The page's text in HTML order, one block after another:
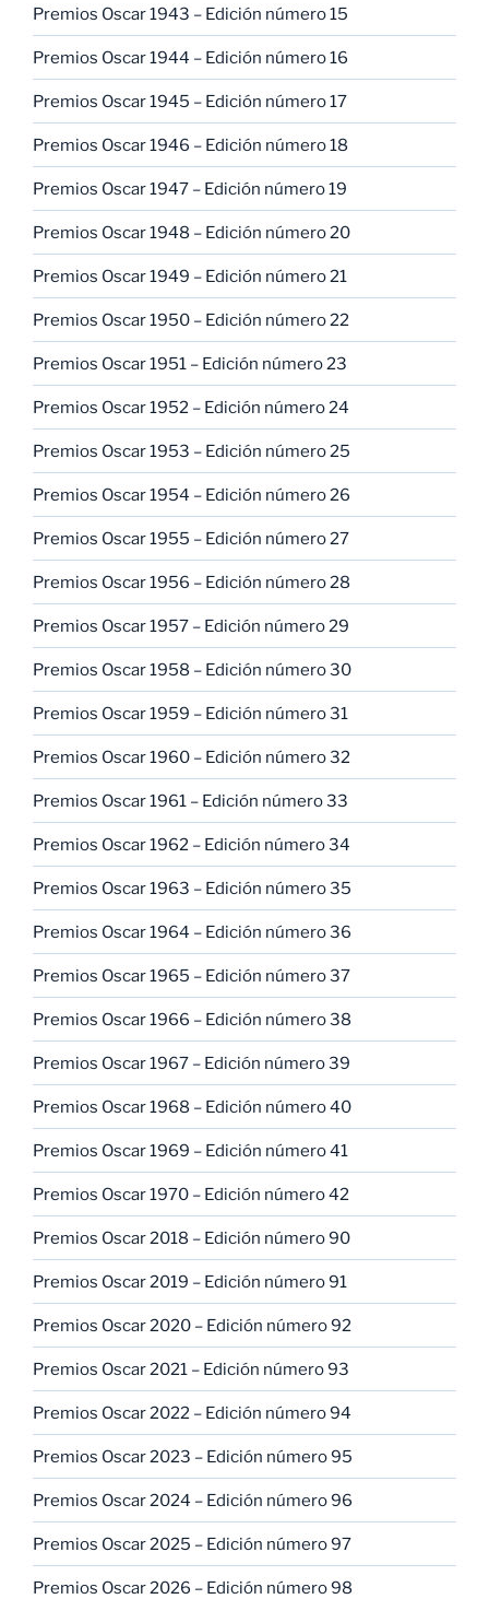
Premios Oscar 1943 – Edición número 15
Premios Oscar 1944 – Edición número 16
Premios Oscar 1945 – Edición número 17
Premios Oscar 1946 – Edición número 18
Premios Oscar 1947 – Edición número 19
Premios Oscar 1948 – Edición número 20
Premios Oscar 1949 – Edición número 21
Premios Oscar 1950 – Edición número 22
Premios Oscar 1951 – Edición número 23
Premios Oscar 1952 – Edición número 24
Premios Oscar 1953 – Edición número 25
Premios Oscar 1954 – Edición número 26
Premios Oscar 1955 – Edición número 27
Premios Oscar 1956 – Edición número 28
Premios Oscar 1957 – Edición número 29
Premios Oscar 1958 – Edición número 30
Premios Oscar 1959 – Edición número 31
Premios Oscar 1960 – Edición número 32
Premios Oscar 1961 – Edición número 33
Premios Oscar 1962 – Edición número 34
Premios Oscar 1963 – Edición número 35
Premios Oscar 1964 – Edición número 36
Premios Oscar 1965 – Edición número 37
Premios Oscar 1966 – Edición número 38
Premios Oscar 1967 – Edición número 39
Premios Oscar 1968 – Edición número 40
Premios Oscar 1969 – Edición número 41
Premios Oscar 1970 – Edición número 42
Premios Oscar 2018 – Edición número 90
Premios Oscar 2019 – Edición número 91
Premios Oscar 2020 – Edición número 92
Premios Oscar 2021 – Edición número 93
Premios Oscar 2022 – Edición número 94
Premios Oscar 2023 – Edición número 95
Premios Oscar 2024 – Edición número 96
Premios Oscar 2025 – Edición número 97
Premios Oscar 2026 – Edición número 98